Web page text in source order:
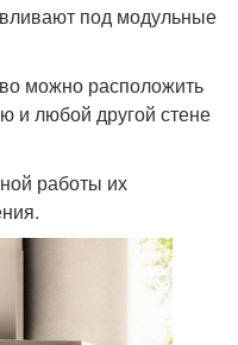
под модульные
можно расположить
и любой другой стене
работы их